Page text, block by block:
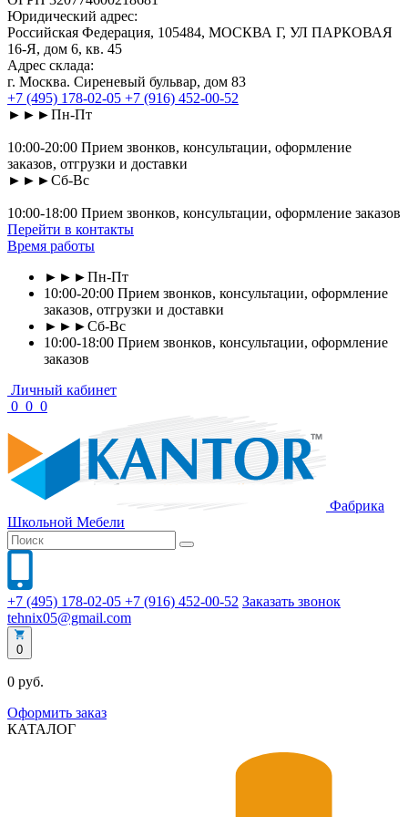
Юридический адрес:
Российская Федерация, 105484, МОСКВА Г, УЛ ПАРКОВАЯ
16-Я, дом 6, кв. 45
Адрес склада:
г. Москва. Сиреневый бульвар, дом 83
+7 (495) 178-02-05 +7 (916) 452-00-52
►►►Пн-Пт
10:00-20:00 Прием звонков, консультации, оформление
заказов, отгрузки и доставки
►►►Сб-Вс
10:00-18:00 Прием звонков, консультации, оформление заказов
Перейти в контакты
Время работы
►►►Пн-Пт
10:00-20:00 Прием звонков, консультации, оформление
заказов, отгрузки и доставки
►►►Сб-Вс
10:00-18:00 Прием звонков, консультации, оформление
заказов
Личный кабинет
0 0 0
Фабрика
Школьной Мебели
+7 (495) 178-02-05 +7 (916) 452-00-52 Заказать звонок
tehnix05@gmail.com
0
0 руб.
Оформить заказ
КАТАЛОГ